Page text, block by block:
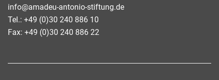
info@amadeu-antonio-stiftung.de
Tel.: +49 (0)30 240 886 10
Fax: +49 (0)30 240 886 22